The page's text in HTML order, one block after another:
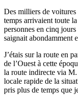
Des milliers de voitures
temps arrivaient toute
personnes en cinq
saignait abondamment
J’étais sur la route en
de l’Ouest à cette
la route indirecte via
locale rapide de la
pris plus de temps que